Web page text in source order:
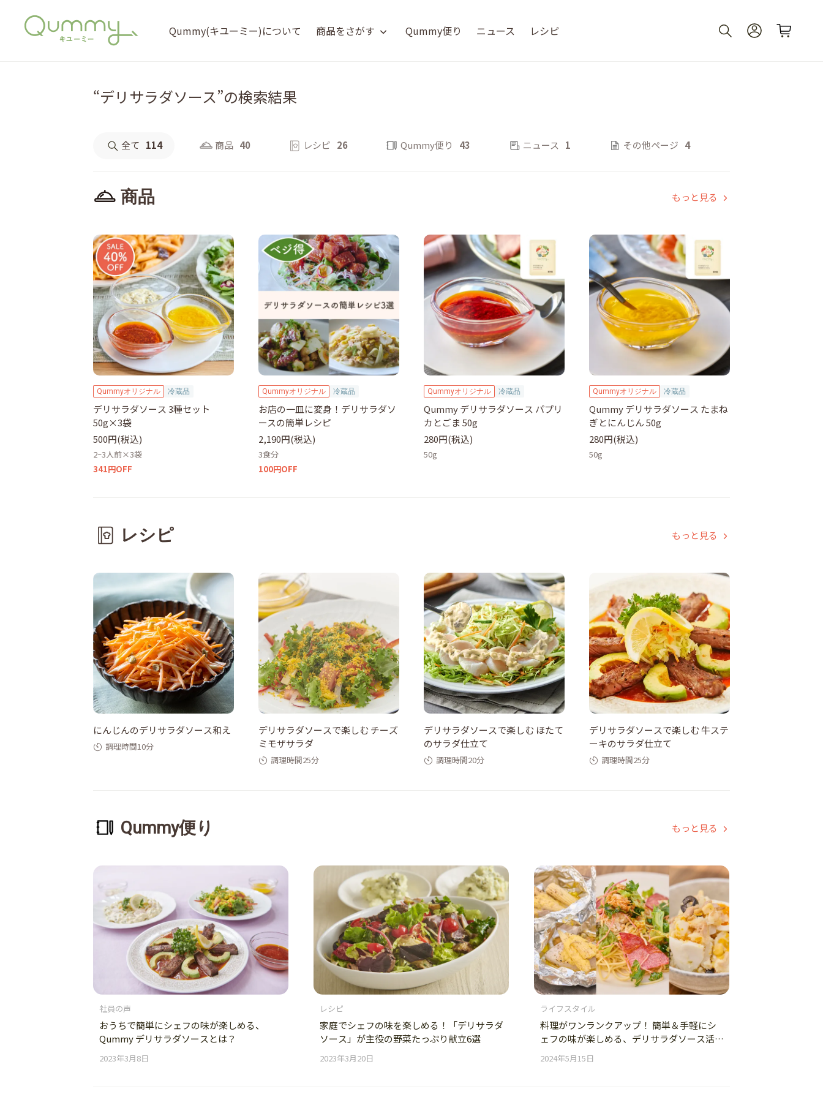
Qummy(キユーミー)について 商品をさがす Qummy便り ニュース レシピ
“デリサラダソース”の検索結果
全て 114 商品 40 レシピ 26 Qummy便り 43 ニュース 1 その他ページ 4
商品 もっと見る
Qummyオリジナル 冷蔵品
デリサラダソース 3種セット
50g×3袋
500円(税込)
2~3人前×3袋
341円OFF
Qummyオリジナル 冷蔵品
お店の一皿に変身！デリサラダソ
ースの簡単レシピ
2,190円(税込)
3食分
100円OFF
Qummyオリジナル 冷蔵品
Qummy デリサラダソース パプリ
カとごま 50g
280円(税込)
50g
Qummyオリジナル 冷蔵品
Qummy デリサラダソース たまね
ぎとにんじん 50g
280円(税込)
50g
レシピ もっと見る
にんじんのデリサラダソース和え
調理時間10分
デリサラダソースで楽しむ チーズ
ミモザサラダ
調理時間25分
デリサラダソースで楽しむ ほたて
のサラダ仕立て
調理時間20分
デリサラダソースで楽しむ 牛ステ
ーキのサラダ仕立て
調理時間25分
Qummy便り もっと見る
社員の声
おうちで簡単にシェフの味が楽しめる、
Qummy デリサラダソースとは？
2023年3月8日
レシピ
家庭でシェフの味を楽しめる！「デリサラダ
ソース」が主役の野菜たっぷり献立6選
2023年3月20日
ライフスタイル
料理がワンランクアップ！ 簡単＆手軽にシ
ェフの味が楽しめる、デリサラダソース活用
レシピ
2024年5月15日